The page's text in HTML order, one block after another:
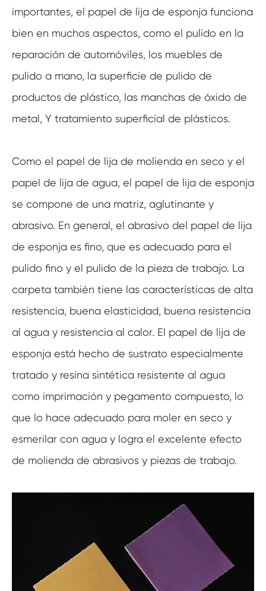
importantes, el papel de lija de esponja funciona
bien en muchos aspectos, como el pulido en la
reparación de automóviles, los muebles de
pulido a mano, la superficie de pulido de
productos de plástico, las manchas de óxido de
metal, Y tratamiento superficial de plásticos.
Como el papel de lija de molienda en seco y el
papel de lija de agua, el papel de lija de esponja
se compone de una matriz, aglutinante y
abrasivo. En general, el abrasivo del papel de lija
de esponja es fino, que es adecuado para el
pulido fino y el pulido de la pieza de trabajo. La
carpeta también tiene las características de alta
resistencia, buena elasticidad, buena resistencia
al agua y resistencia al calor. El papel de lija de
esponja está hecho de sustrato especialmente
tratado y resina sintética resistente al agua
como imprimación y pegamento compuesto, lo
que lo hace adecuado para moler en seco y
esmerilar con agua y logra el excelente efecto
de molienda de abrasivos y piezas de trabajo.